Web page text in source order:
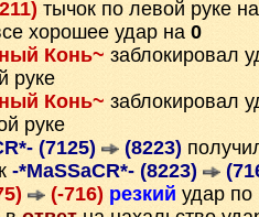
тычок по левой руке
хорошее удар на 0
Конь~ заблокировал
руке
Конь~ заблокировал
руке
(7125) (8223)
-*MaSSaCR*- (8223)
(-716) резкий удар